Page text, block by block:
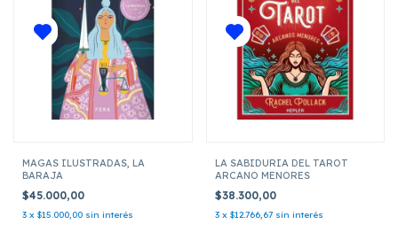
MAGAS ILUSTRADAS, LA
BARAJA
$45.000,00
3 x $15.000,00 sin interés
LA SABIDURIA DEL TAROT
ARCANO MENORES
$38.300,00
3 x $12.766,67 sin interés